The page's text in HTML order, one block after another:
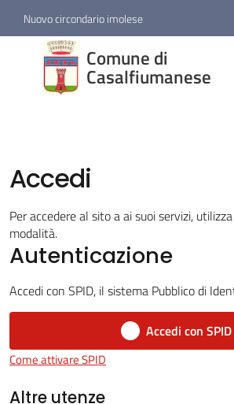
Vai al contenuto
Vai alla navigazione
Vai al footer
Nuovo circondario imolese
Comune di
Casalfiumanese
Comune di
Casalfiumanese
Novità
Servizi
Vivere
Casalfiumanese
Accedi
Per accedere al sito a ai suoi servizi,
modalità.
Autenticazione
Accedi con SPID, il sistema Pubblico di
Accedi con SPID
Come attivare SPID
Altre utenze